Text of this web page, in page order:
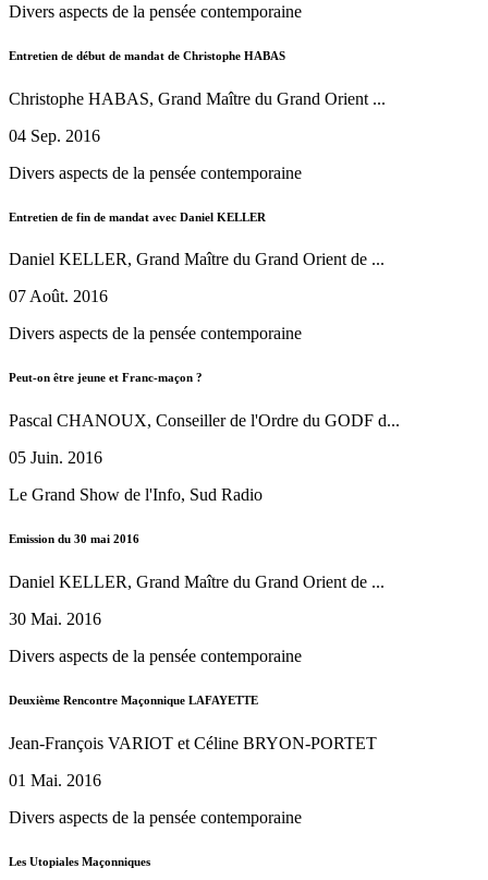
Divers aspects de la pensée contemporaine
Entretien de début de mandat de Christophe HABAS
Christophe HABAS, Grand Maître du Grand Orient ...
04 Sep. 2016
Divers aspects de la pensée contemporaine
Entretien de fin de mandat avec Daniel KELLER
Daniel KELLER, Grand Maître du Grand Orient de ...
07 Août. 2016
Divers aspects de la pensée contemporaine
Peut-on être jeune et Franc-maçon ?
Pascal CHANOUX, Conseiller de l'Ordre du GODF d...
05 Juin. 2016
Le Grand Show de l'Info, Sud Radio
Emission du 30 mai 2016
Daniel KELLER, Grand Maître du Grand Orient de ...
30 Mai. 2016
Divers aspects de la pensée contemporaine
Deuxième Rencontre Maçonnique LAFAYETTE
Jean-François VARIOT et Céline BRYON-PORTET
01 Mai. 2016
Divers aspects de la pensée contemporaine
Les Utopiales Maçonniques